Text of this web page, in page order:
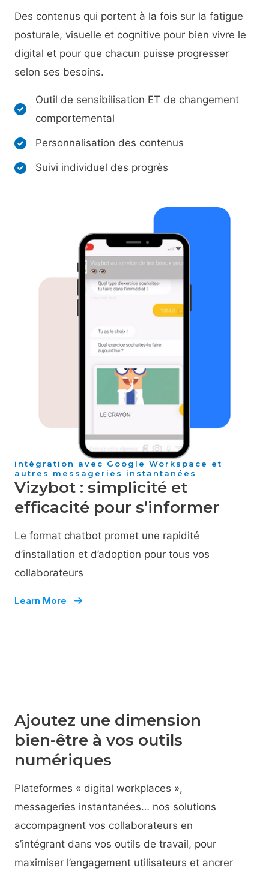
Des contenus qui portent à la fois sur la fatigue
posturale, visuelle et cognitive pour bien vivre le
digital et pour que chacun puisse progresser
selon ses besoins.
​Outil de sensibilisation ET de changement
comportemental
Personnalisation des contenus ​
Suivi individuel des progrès​
intégration avec Google Workspace et
autres messageries instantanées
Vizybot : simplicité et
efficacité pour s’informer
Le format chatbot promet une rapidité
d’installation et d’adoption pour tous vos
collaborateurs
Learn More
Ajoutez une dimension
bien-être à vos outils
numériques
Plateformes « digital workplaces »,
messageries instantanées… nos solutions
accompagnent vos collaborateurs en
s’intégrant dans vos outils de travail, pour
maximiser l’engagement utilisateurs et ancrer